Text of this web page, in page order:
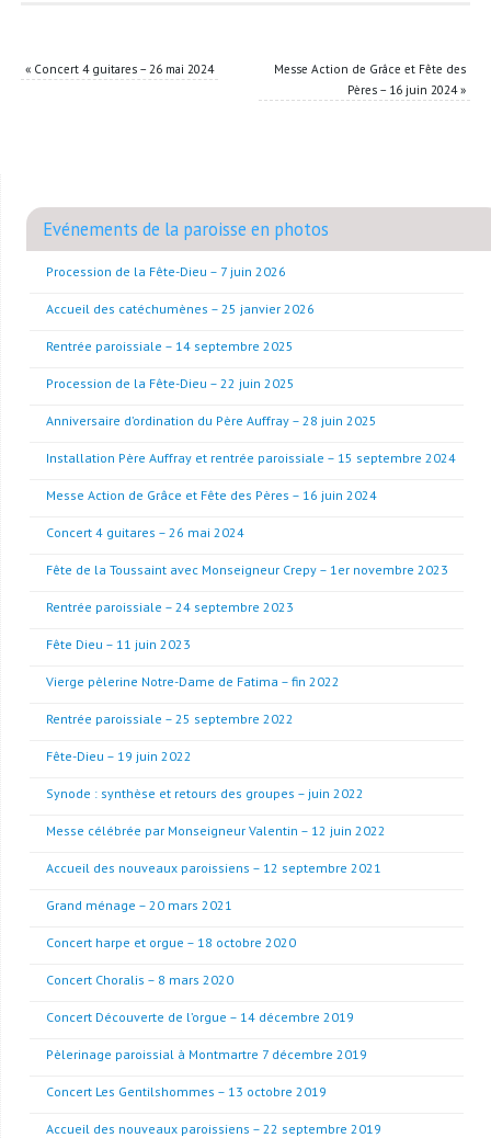
«Concert 4 guitares – 26 mai 2024
Messe Action de Grâce et Fête des
Pères – 16 juin 2024»
Evénements de la paroisse en photos
Procession de la Fête-Dieu – 7 juin 2026
Accueil des catéchumènes – 25 janvier 2026
Rentrée paroissiale – 14 septembre 2025
Procession de la Fête-Dieu – 22 juin 2025
Anniversaire d’ordination du Père Auffray – 28 juin 2025
Installation Père Auffray et rentrée paroissiale – 15 septembre 2024
Messe Action de Grâce et Fête des Pères – 16 juin 2024
Concert 4 guitares – 26 mai 2024
Fête de la Toussaint avec Monseigneur Crepy – 1er novembre 2023
Rentrée paroissiale – 24 septembre 2023
Fête Dieu – 11 juin 2023
Vierge pèlerine Notre-Dame de Fatima – fin 2022
Rentrée paroissiale – 25 septembre 2022
Fête-Dieu – 19 juin 2022
Synode : synthèse et retours des groupes – juin 2022
Messe célébrée par Monseigneur Valentin – 12 juin 2022
Accueil des nouveaux paroissiens – 12 septembre 2021
Grand ménage – 20 mars 2021
Concert harpe et orgue – 18 octobre 2020
Concert Choralis – 8 mars 2020
Concert Découverte de l’orgue – 14 décembre 2019
Pèlerinage paroissial à Montmartre 7 décembre 2019
Concert Les Gentilshommes – 13 octobre 2019
Accueil des nouveaux paroissiens – 22 septembre 2019